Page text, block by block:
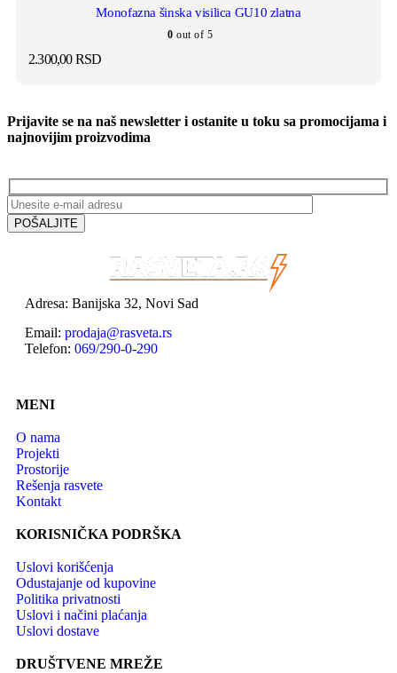
Monofazna šinska visilica GU10 zlatna
0 out of 5
2.300,00RSD
Prijavite se na naš newsletter i ostanite u toku sa promocijama i
najnovijim proizvodima
Adresa: Banijska 32, Novi Sad
Email: prodaja@rasveta.rs
Telefon: 069/290-0-290
MENI
O nama
Projekti
Prostorije
Rešenja rasvete
Kontakt
KORISNIČKA PODRŠKA
Uslovi korišćenja
Odustajanje od kupovine
Politika privatnosti
Uslovi i načini plaćanja
Uslovi dostave
DRUŠTVENE MREŽE